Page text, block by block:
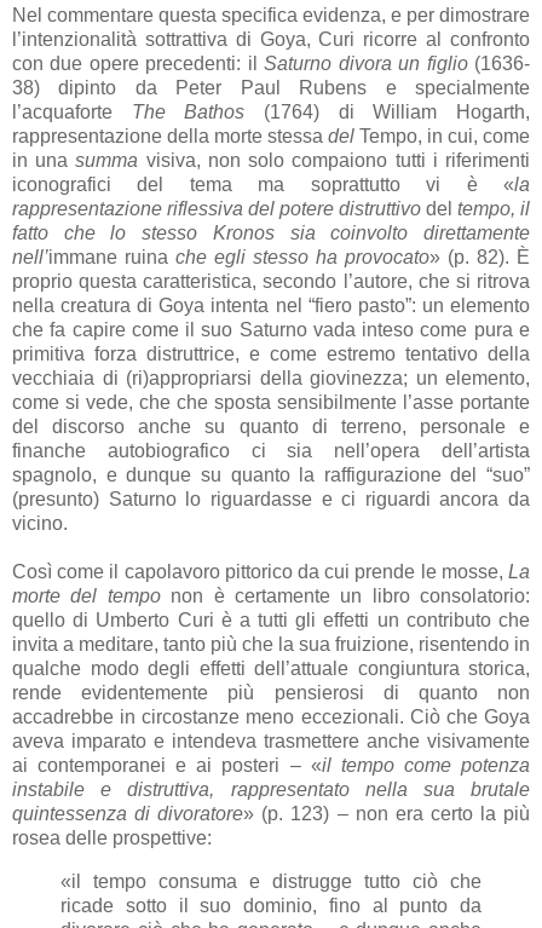
Nel commentare questa specifica evidenza, e per dimostrare
l’intenzionalità sottrattiva di Goya, Curi ricorre al confronto
con due opere precedenti: ilSaturno divora un figlio(1636-
38) dipinto da Peter Paul Rubens e specialmente
l’acquaforte The Bathos (1764) di William Hogarth,
rappresentazione della morte stessa del Tempo, in cui, come
in unasumma visiva, non solo compaiono tutti i riferimenti
iconografici del tema ma soprattutto vi è «la
rappresentazione riflessiva del potere distruttivo del tempo, il
fatto che lo stesso Kronos sia coinvolto direttamente
nell’immane ruina che egli stesso ha provocato» (p. 82). È
proprio questa caratteristica, secondo l’autore, che si ritrova
nella creatura di Goya intenta nel “fiero pasto”: un elemento
che fa capire come il suo Saturno vada inteso come pura e
primitiva forza distruttrice, e come estremo tentativo della
vecchiaia di (ri)appropriarsi della giovinezza; un elemento,
come si vede, che che sposta sensibilmente l’asse portante
del discorso anche su quanto di terreno, personale e
finanche autobiografico ci sia nell’opera dell’artista
spagnolo, e dunque su quanto la raffigurazione del “suo”
(presunto) Saturno lo riguardasse e ci riguardi ancora da
vicino.
Così come il capolavoro pittorico da cui prende le mosse, La
morte del temponon è certamente un libro consolatorio:
quello di Umberto Curi è a tutti gli effetti un contributo che
invita a meditare, tanto più che la sua fruizione, risentendo in
qualche modo degli effetti dell’attuale congiuntura storica,
rende evidentemente più pensierosi di quanto non
accadrebbe in circostanze meno eccezionali. Ciò che Goya
aveva imparato e intendeva trasmettere anche visivamente
ai contemporanei e ai posteri – «il tempo come potenza
instabile e distruttiva, rappresentato nella sua brutale
quintessenza di divoratore» (p. 123) – non era certo la più
rosea delle prospettive:
«il tempo consuma e distrugge tutto ciò che
ricade sotto il suo dominio, fino al punto da